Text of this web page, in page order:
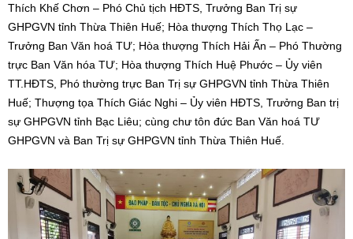
Thích Khế Chơn – Phó Chủ tịch HĐTS, Trưởng Ban Trị sự
GHPGVN tỉnh Thừa Thiên Huế; Hòa thượng Thích Thọ Lạc –
Trưởng Ban Văn hoá TƯ; Hòa thượng Thích Hải Ấn – Phó Thường
trực Ban Văn hóa TƯ; Hòa thượng Thích Huệ Phước – Ủy viên
TT.HĐTS, Phó thường trực Ban Trị sự GHPGVN tỉnh Thừa Thiên
Huế; Thượng tọa Thích Giác Nghi – Ủy viên HĐTS, Trưởng Ban trị
sự GHPGVN tỉnh Bạc Liêu; cùng chư tôn đức Ban Văn hoá TƯ
GHPGVN và Ban Trị sự GHPGVN tỉnh Thừa Thiên Huế.